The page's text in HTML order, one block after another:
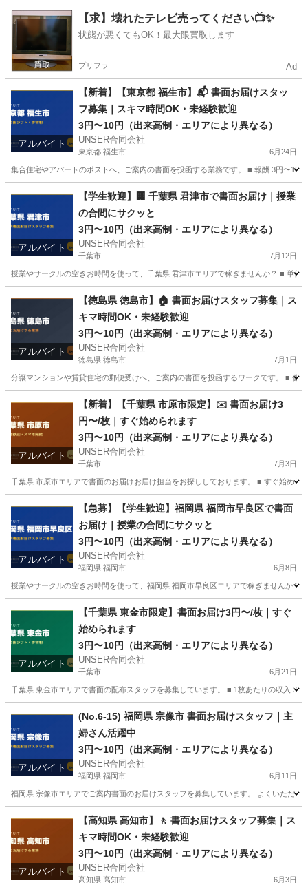
千葉 千葉市 ポスティング マイペース
【求】壊れたテレビ売ってください📺✨
状態が悪くてもOK！最大限買取します
プリフラ Ad
アルバイト
【新着】【東京都 福生市】📬 書面お届けスタッ
フ募集｜スキマ時間OK・未経験歓迎
3円〜10円（出来高制・エリアにより異なる）
UNSER合同会社
東京都 福生市 6月24日
集合住宅やアパートのポストへ、ご案内の書面を投函する業務です。 ■ 報酬 3円〜10
ポスティング スタッフ
アルバイト
【学生歓迎】🏢 千葉県 君津市で書面お届け｜授業
の合間にサクッと
3円〜10円（出来高制・エリアにより異なる）
UNSER合同会社
千葉市 7月12日
授業やサークルの空きお時間を使って、千葉県 君津市エリアで稼ぎませんか？ ■ 単
ポスティング 合同会社
アルバイト
【徳島県 徳島市】🏠 書面お届けスタッフ募集｜ス
キマ時間OK・未経験歓迎
3円〜10円（出来高制・エリアにより異なる）
UNSER合同会社
徳島県 徳島市 7月1日
分譲マンションや賃貸住宅の郵便受けへ、ご案内の書面を投函するワークです。 ■ 働
ポスティング スタッフ
アルバイト
【新着】【千葉県 市原市限定】✉️ 書面お届け3
円〜/枚｜すぐ始められます
3円〜10円（出来高制・エリアにより異なる）
UNSER合同会社
千葉市 7月3日
千葉県 市原市エリアで書面のお届けお届け担当をお探ししております。 ■ すぐ始め
ポスティング 合同会社
アルバイト
【急募】【学生歓迎】福岡県 福岡市早良区で書面
お届け｜授業の合間にサクッと
3円〜10円（出来高制・エリアにより異なる）
UNSER合同会社
福岡県 福岡市 6月8日
授業やサークルの空きお時間を使って、福岡県 福岡市早良区エリアで稼ぎませんか
ポスティング 合同会社
アルバイト
【千葉県 東金市限定】書面お届け3円〜/枚｜すぐ
始められます
3円〜10円（出来高制・エリアにより異なる）
UNSER合同会社
千葉市 6月21日
千葉県 東金市エリアで書面の配布スタッフを募集しています。 ■ 1枚あたりの収入 3
ポスティング スタッフ
アルバイト
(No.6-15) 福岡県 宗像市 書面お届けスタッフ｜主
婦さん活躍中
3円〜10円（出来高制・エリアにより異なる）
UNSER合同会社
福岡県 福岡市 6月11日
福岡県 宗像市エリアでご案内書面のお届けスタッフを募集しています。 よくいただ
ポスティング スタッフ
アルバイト
【高知県 高知市】🚶 書面お届けスタッフ募集｜ス
キマ時間OK・未経験歓迎
3円〜10円（出来高制・エリアにより異なる）
UNSER合同会社
高知県 高知市 6月3日